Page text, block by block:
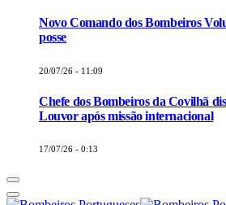
Novo Comando dos Bombeiros
posse
20/07/26 - 11:09
Chefe dos Bombeiros da Covilhã
Louvor após missão internacional
17/07/26 - 0:13